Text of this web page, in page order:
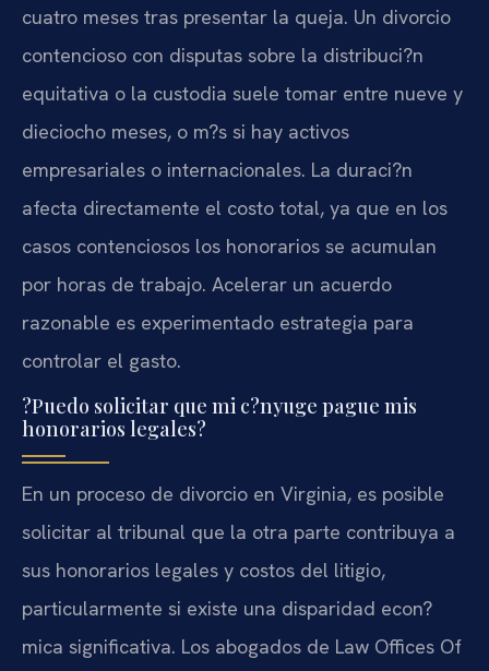
cuatro meses tras presentar la queja. Un divorcio
contencioso con disputas sobre la distribuci?n
equitativa o la custodia suele tomar entre nueve y
dieciocho meses, o m?s si hay activos
empresariales o internacionales. La duraci?n
afecta directamente el costo total, ya que en los
casos contenciosos los honorarios se acumulan
por horas de trabajo. Acelerar un acuerdo
razonable es experimentado estrategia para
controlar el gasto.
?Puedo solicitar que mi c?nyuge pague mis
honorarios legales?
En un proceso de divorcio en Virginia, es posible
solicitar al tribunal que la otra parte contribuya a
sus honorarios legales y costos del litigio,
particularmente si existe una disparidad econ?
mica significativa. Los abogados de Law Offices Of